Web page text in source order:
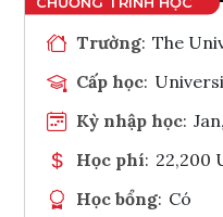
Trường: The
Cấp học:
Kỳ nhập học:
Học phí: 22,200
Học bổng: Có